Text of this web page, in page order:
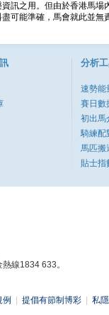
訊之用。但由於香港馬
可能準確，馬會就此並
分析
速勢能
賽日數
初出馬
騎練配
馬匹搬
貼士指
線1834 633。
例 提倡有節制博彩 私